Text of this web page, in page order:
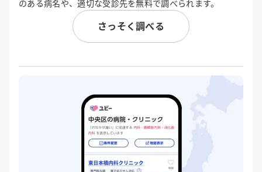
のある病名や、適切な受診先を無料で調べられます。
さっそく調べる